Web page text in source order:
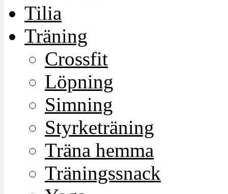
Tilia
Träning
Crossfit
Löpning
Simning
Styrketräning
Träna hemma
Träningssnack